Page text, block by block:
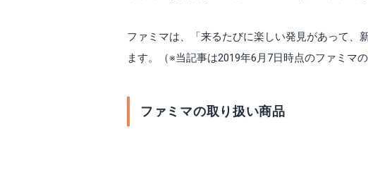
ファミマは、「来るたびに楽しい発見があって、
ます。（※当記事は2019年6月7日時点のファミマ
ファミマの取り扱い商品